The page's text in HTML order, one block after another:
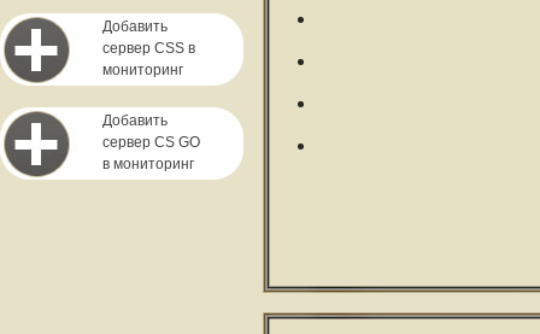
Добавить
сервер CSS в
мониторинг
Добавить
сервер CS GO
в мониторинг